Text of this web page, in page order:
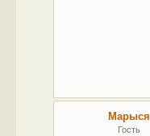
Марыся
Гость